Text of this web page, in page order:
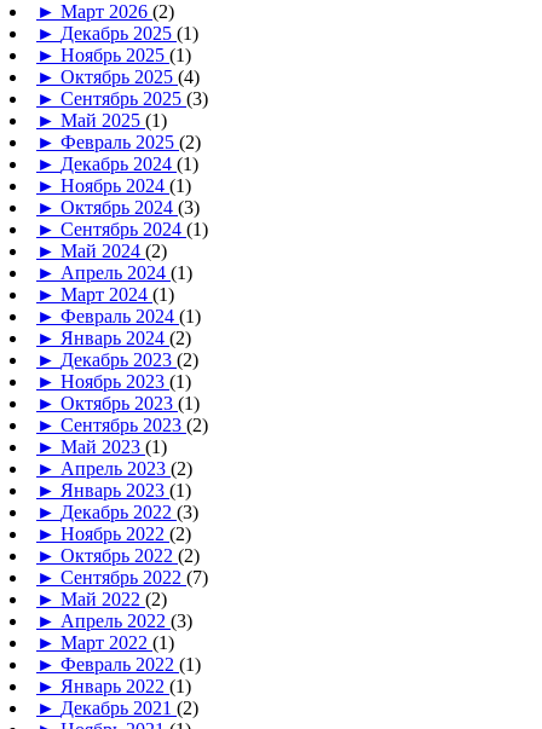
► Март 2026 (2)
► Декабрь 2025 (1)
► Ноябрь 2025 (1)
► Октябрь 2025 (4)
► Сентябрь 2025 (3)
► Май 2025 (1)
► Февраль 2025 (2)
► Декабрь 2024 (1)
► Ноябрь 2024 (1)
► Октябрь 2024 (3)
► Сентябрь 2024 (1)
► Май 2024 (2)
► Апрель 2024 (1)
► Март 2024 (1)
► Февраль 2024 (1)
► Январь 2024 (2)
► Декабрь 2023 (2)
► Ноябрь 2023 (1)
► Октябрь 2023 (1)
► Сентябрь 2023 (2)
► Май 2023 (1)
► Апрель 2023 (2)
► Январь 2023 (1)
► Декабрь 2022 (3)
► Ноябрь 2022 (2)
► Октябрь 2022 (2)
► Сентябрь 2022 (7)
► Май 2022 (2)
► Апрель 2022 (3)
► Март 2022 (1)
► Февраль 2022 (1)
► Январь 2022 (1)
► Декабрь 2021 (2)